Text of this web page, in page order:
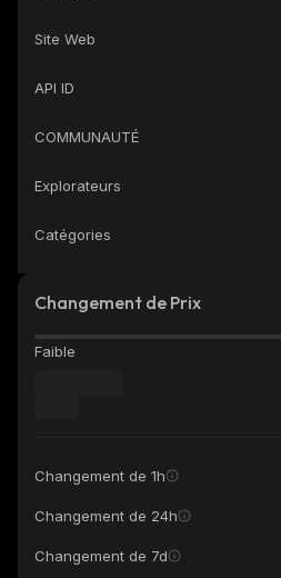
Site Web
API ID
COMMUNAUTÉ
Explorateurs
Catégories
Changement de Prix
Faible
Changement de 1h
Changement de 24h
Changement de 7d